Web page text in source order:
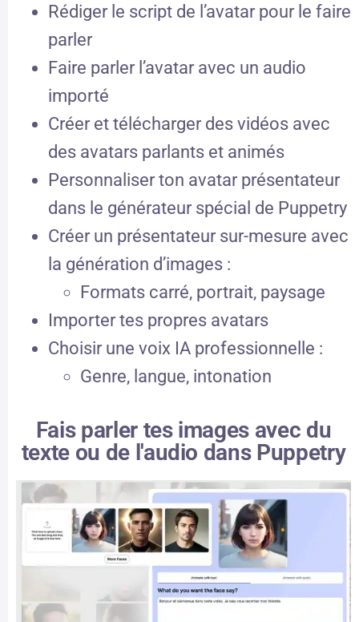
Rédiger le script de l’avatar pour le faire
parler
Faire parler l’avatar avec un audio
importé
Créer et télécharger des vidéos avec
des avatars parlants et animés
Personnaliser ton avatar présentateur
dans le générateur spécial de Puppetry
Créer un présentateur sur-mesure avec
la génération d’images :
Formats carré, portrait, paysage
Importer tes propres avatars
Choisir une voix IA professionnelle :
Genre, langue, intonation
Fais parler tes images avec du
texte ou de l'audio dans Puppetry